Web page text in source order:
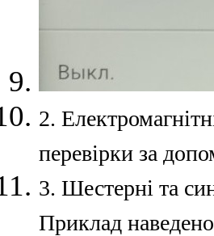
2.
перевірки за
3. Шестерні та
Приклад